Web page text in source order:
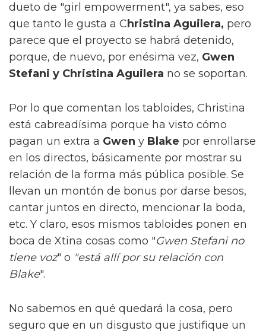
dueto de "girl empowerment", ya sabes, eso
que tanto le gusta a Christina Aguilera, pero
parece que el proyecto se habrá detenido,
porque, de nuevo, por enésima vez, Gwen
Stefani y Christina Aguilera no se soportan.
Por lo que comentan los tabloides, Christina
está cabreadísima porque ha visto cómo
pagan un extra a Gwen y Blake por enrollarse
en los directos, básicamente por mostrar su
relación de la forma más pública posible. Se
llevan un montón de bonus por darse besos,
cantar juntos en directo, mencionar la boda,
etc. Y claro, esos mismos tabloides ponen en
boca de Xtina cosas como "Gwen Stefani no
tiene voz" o "está allí por su relación con
Blake".
No sabemos en qué quedará la cosa, pero
seguro que en un disgusto que justifique un